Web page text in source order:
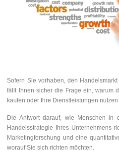
Sofern Sie vorhaben, den
fällt Ihnen sicher die Frage ein, warum
kaufen oder Ihre Dienstleistungen
Die Antwort darauf, wie Menschen
Handelsstrategie Ihres Unternehmens
Marketingforschung und eine
worauf Sie sich richten möchten.